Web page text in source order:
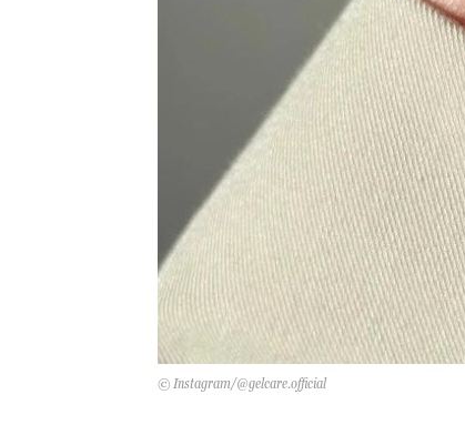
© Instagram/@gelcare.official